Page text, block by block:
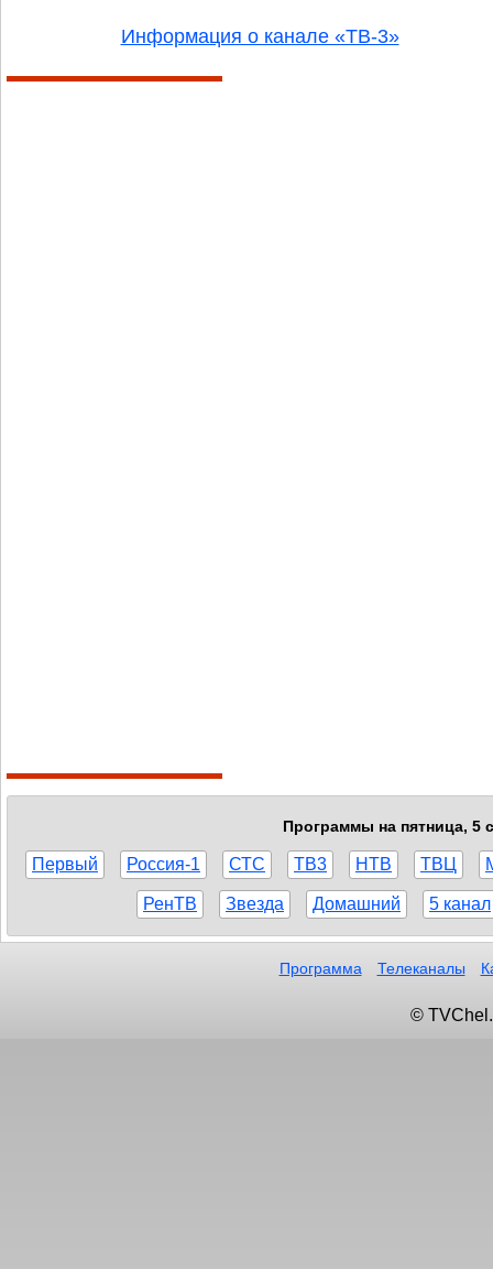
Информация о канале «ТВ-3»
Программы на пятница, 5
Первый Россия-1 СТС ТВ3 НТВ ТВЦ
РенТВ Звезда Домашний 5 канал
Программа Телеканалы
©